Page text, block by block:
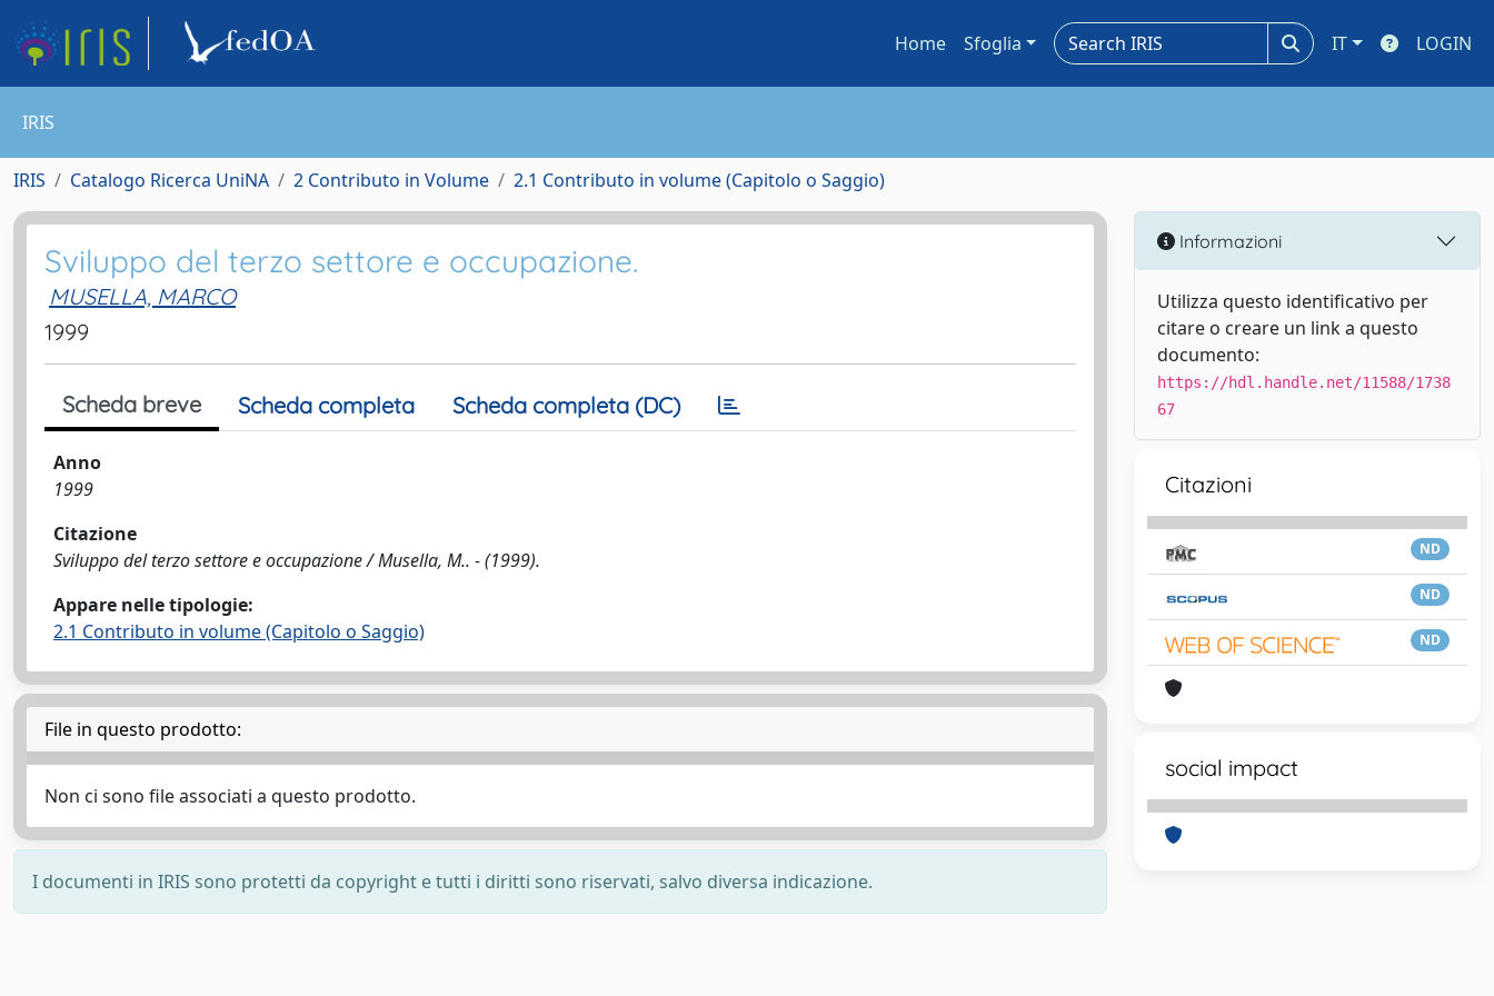
Home Sfoglia IT LOGIN
IRIS
IRIS Catalogo Ricerca UniNA 2 Contributo in Volume 2.1 Contributo in volume (Capitolo o Saggio)
Sviluppo del terzo settore e occupazione.
MUSELLA, MARCO
1999
Scheda breve Scheda completa Scheda completa (DC)
Anno
1999
Citazione
Sviluppo del terzo settore e occupazione / Musella, M.. - (1999).
Appare nelle tipologie:
2.1 Contributo in volume (Capitolo o Saggio)
File in questo prodotto:
Non ci sono file associati a questo prodotto.
I documenti in IRIS sono protetti da copyright e tutti i diritti sono riservati, salvo diversa indicazione.
Informazioni
Utilizza questo identificativo per
citare o creare un link a questo
documento:
https://hdl.handle.net/11588/1738
67
Citazioni
ND
ND
ND
social impact